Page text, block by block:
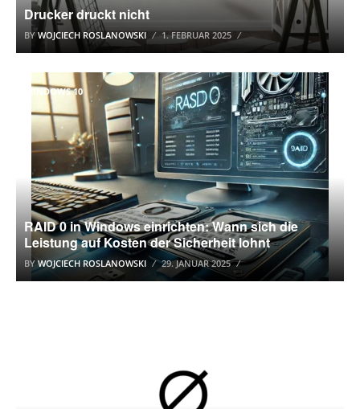
Drucker druckt nicht
BYWOJCIECH ROSLANOWSKI 1. FEBRUAR 2025
WINDOWS 10
RAID 0 in Windows einrichten: Wann sich die
Leistung auf Kosten der Sicherheit lohnt
BY WOJCIECH ROSLANOWSKI 29. JANUAR 2025